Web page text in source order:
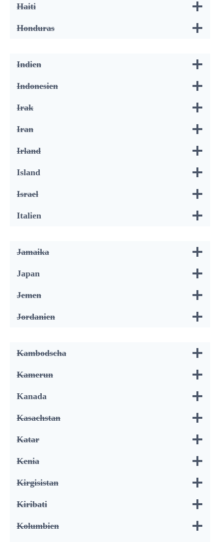
Haiti
Honduras
Indien
Indonesien
Irak
Iran
Irland
Island
Israel
Italien
Jamaika
Japan
Jemen
Jordanien
Kambodscha
Kamerun
Kanada
Kasachstan
Katar
Kenia
Kirgisistan
Kiribati
Kolumbien